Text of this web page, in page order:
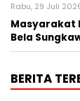
Rabu, 29 Juli
Masyarakat
Bela
BERITA